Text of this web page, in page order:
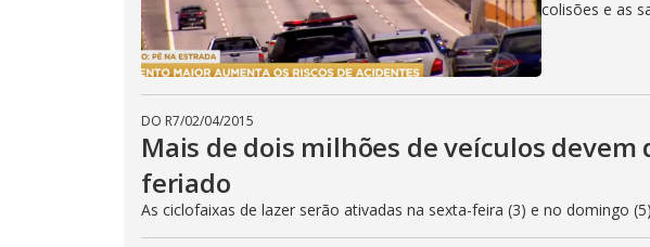
colisões e as
DO R7/02/04/2015
Mais de dois milhões de veículos
feriado
As ciclofaixas de lazer serão ativadas na sexta-feira (3) e no domingo